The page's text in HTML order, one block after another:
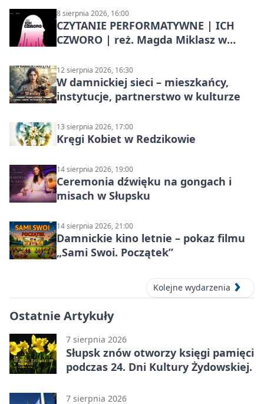
8 sierpnia 2026, 16:00
CZYTANIE PERFORMATYWNE | ICH
CZWORO | reż. Magda Miklasz w
12 sierpnia 2026, 16:30
W damnickiej sieci – mieszkańcy,
instytucje, partnerstwo w kulturze
13 sierpnia 2026, 17:00
Kręgi Kobiet w Redzikowie
14 sierpnia 2026, 19:00
Ceremonia dźwięku na gongach i
misach w Słupsku
14 sierpnia 2026, 21:00
Damnickie kino letnie – pokaz filmu
„Sami Swoi. Początek”
Kolejne wydarzenia
Ostatnie Artykuły
7 sierpnia 2026
Słupsk znów otworzy księgi pamięci
podczas 24. Dni Kultury Żydowskiej.
7 sierpnia 2026